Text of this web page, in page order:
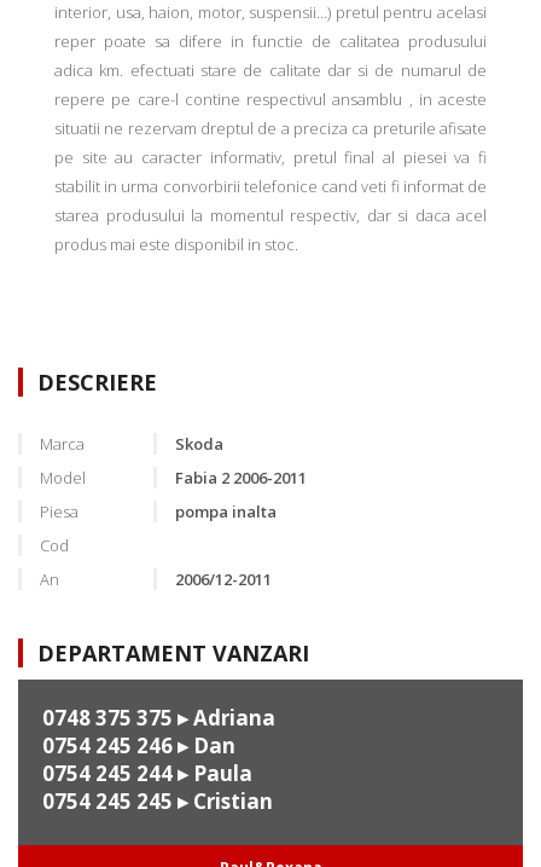
interior, usa, haion, motor, suspensii...) pretul pentru acelasi
reper poate sa difere in functie de calitatea produsului
adica km. efectuati stare de calitate dar si de numarul de
repere pe care-l contine respectivul ansamblu , in aceste
situatii ne rezervam dreptul de a preciza ca preturile afisate
pe site au caracter informativ, pretul final al piesei va fi
stabilit in urma convorbirii telefonice cand veti fi informat de
starea produsului la momentul respectiv, dar si daca acel
produs mai este disponibil in stoc.
DESCRIERE
Marca
Skoda
Model
Fabia 2 2006-2011
Piesa
pompa inalta
Cod
An
2006/12-2011
DEPARTAMENT VANZARI
0748 375 375 ▸ Adriana
0754 245 246▸ Dan
0754 245 244▸ Paula
0754 245 245 ▸ Cristian